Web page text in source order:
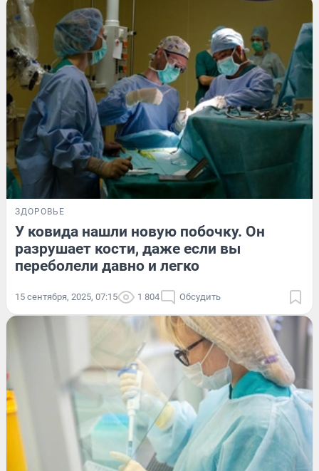
ЗДОРОВЬЕ
У ковида нашли новую побочку. Он
разрушает кости, даже если вы
переболели давно и легко
15 сентября, 2025, 07:15 1 804 Обсудить